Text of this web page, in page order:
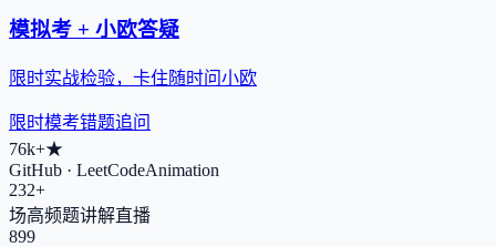
模拟考 + 小欧答疑
限时实战检验，卡住随时问小欧
限时模考错题追问
76k+★
GitHub · LeetCodeAnimation
232+
场高频题讲解直播
899